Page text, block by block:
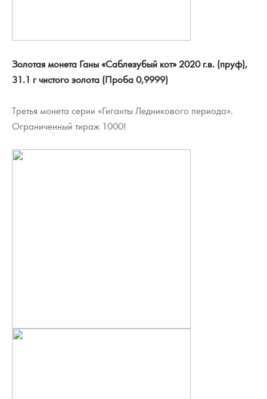
Золотая монета Ганы «Саблезубый кот» 2020 г.в. (пруф),
31.1 г чистого золота (Проба 0,9999)
Третья монета серии «Гиганты Ледникового периода».
Ограниченный тираж 1000!